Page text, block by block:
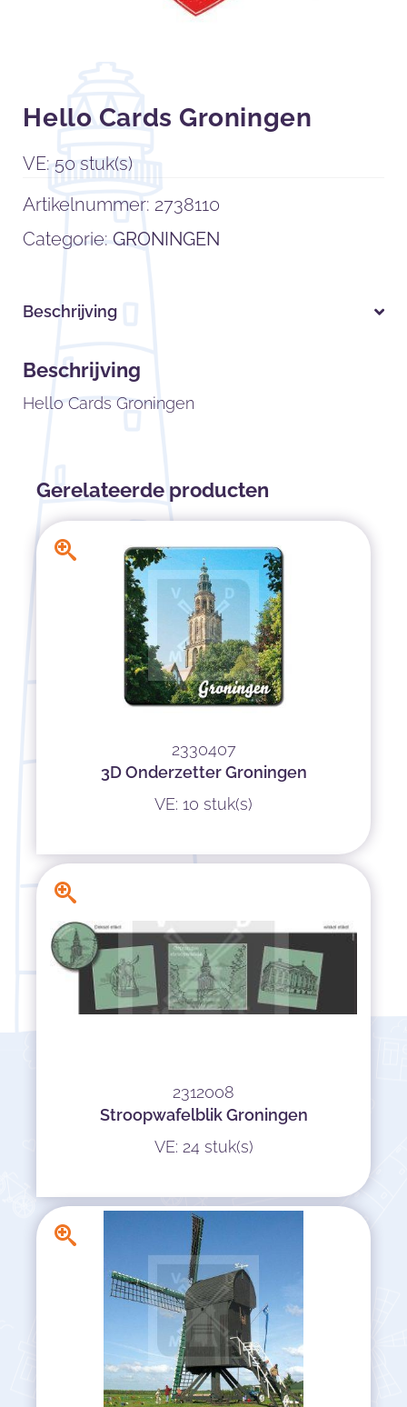
Hello Cards Groningen
VE: 50 stuk(s)
Artikelnummer: 2738110
Categorie:GRONINGEN
Beschrijving
Beschrijving
Hello Cards Groningen
Gerelateerde producten
2330407
3D Onderzetter Groningen
VE: 10 stuk(s)
2312008
Stroopwafelblik Groningen
VE: 24 stuk(s)